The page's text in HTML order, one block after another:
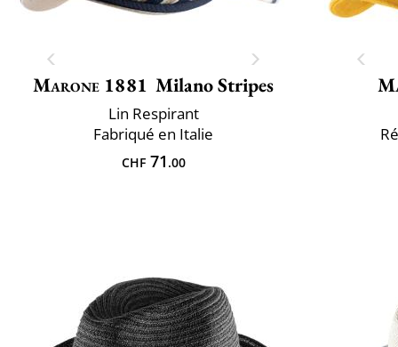
Marone 1881 Milano Stripes
Lin Respirant
Fabriqué en Italie
CHF71 .00